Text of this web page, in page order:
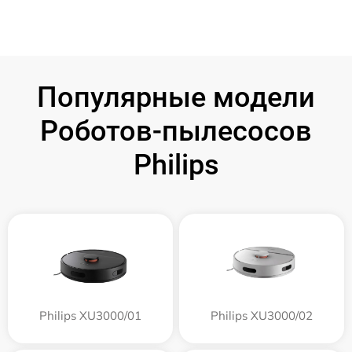
Популярные модели
Роботов-пылесосов
Philips
Philips XU3000/01 Philips XU3000/02